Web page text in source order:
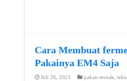
Cara Membuat
Pakainya EM4 Saja
Juli 26, 2021 pakan-ternak